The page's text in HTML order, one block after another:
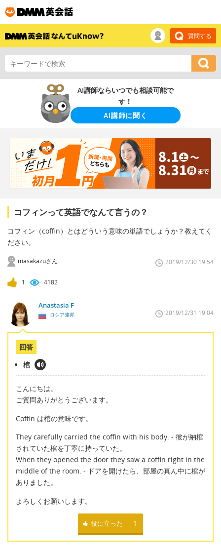
質問する
AI講師ならいつでも相談可能で
す！
AI講師に聞く
コフィンって英語でなんて言うの？
コフィン（coffin）とはどういう意味の単語でしょうか？教えてく
ださい。
masakazuさん 2019/12/30 19:54
1 4182
Anastasia F
ロシア連邦 2019/12/31 19:04
回答
棺
こんにちは。
ご質問ありがとうございます。
Coffin は棺の意味です。
They carefully carried the coffin with his body. - 彼が納棺
されていた棺を丁寧に持っていた。
When they opened the door they saw a coffin right in the
middle of the room. - ドアを開けたら、部屋の真ん中に棺が
ありました。
よろしくお願いします。
役に立った 1